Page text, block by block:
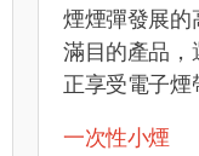
煙煙彈發展的
滿目的產品，
正享受電子煙
一次性小煙